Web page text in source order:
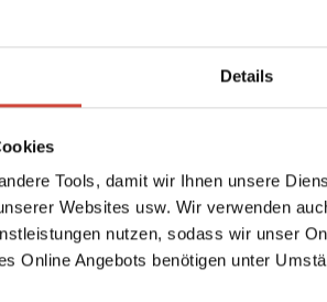
Details
Tools, damit wir Ihnen unsere
Websites usw. Wir verwenden
nutzen, sodass wir unser
Online Angebots benötigen unter
Zeit
ihm